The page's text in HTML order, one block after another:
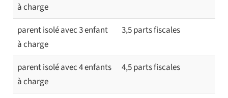
à charge
parent isolé avec 3 enfant
à charge
3,5 parts fiscales
parent isolé avec 4 enfants
à charge
4,5 parts fiscales